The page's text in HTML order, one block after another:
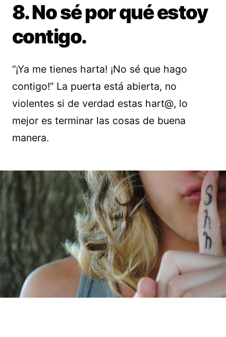
8. No sé por qué estoy
contigo.
“¡Ya me tienes harta! ¡No sé que hago
contigo!” La puerta está abierta, no
violentes si de verdad estas hart@, lo
mejor es terminar las cosas de buena
manera.